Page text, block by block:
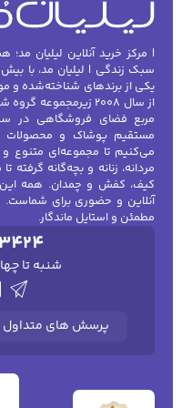
| مرکز خرید آنلاین لیلیان
یکی از برندهای شناخته‌شده و
مربع فضای فروشگاهی در
مستقیم پوشاک و محصولات
می‌کنیم تا مجموعه‌ای متنوع و
مردانه، زنانه و بچه‌گانه
کیف، کفش و چمدان. همه
آنلاین و حضوری برای شماست.
مطمئن و استایل ماندگار.
شنبه تا
پرسش های متداول